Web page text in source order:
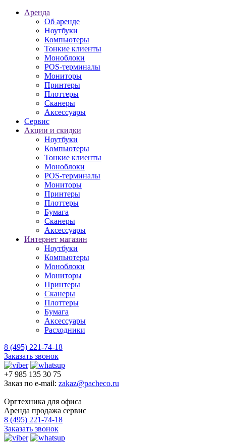
Аренда
Об аренде
Ноутбуки
Компьютеры
Тонкие клиенты
Моноблоки
POS-терминалы
Мониторы
Принтеры
Плоттеры
Сканеры
Аксессуары
Сервис
Акции и скидки
Ноутбуки
Компьютеры
Тонкие клиенты
Моноблоки
POS-терминалы
Мониторы
Принтеры
Плоттеры
Бумага
Сканеры
Аксессуары
Интернет магазин
Ноутбуки
Компьютеры
Моноблоки
Мониторы
Принтеры
Сканеры
Плоттеры
Бумага
Аксессуары
Расходники
8 (495) 221-74-18
Заказать звонок
+7 985 135 30 75
Заказ по e-mail: zakaz@pacheco.ru
Оргтехника для офиса
Аренда продажа сервис
8 (495) 221-74-18
Заказать звонок